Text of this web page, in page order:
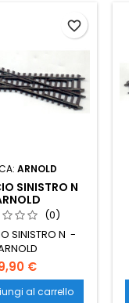
ARNOLD
SINISTRO N
(0)
SINISTRO N -
€
al carrello
favorite_border